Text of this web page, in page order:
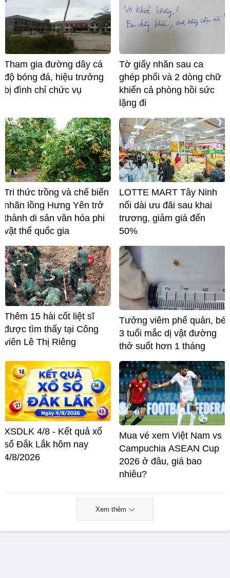
Tham gia đường dây cá
độ bóng đá, hiệu trưởng
bị đình chỉ chức vụ
Tờ giấy nhăn sau ca
ghép phổi và 2 dòng chữ
khiến cả phòng hồi sức
lặng đi
Tri thức trồng và chế biến
nhãn lồng Hưng Yên trở
thành di sản văn hóa phi
vật thể quốc gia
LOTTE MART Tây Ninh
nối dài ưu đãi sau khai
trương, giảm giá đến
50%
Thêm 15 hài cốt liệt sĩ
được tìm thấy tại Công
viên Lê Thị Riêng
Tưởng viêm phế quản, bé
3 tuổi mắc dị vật đường
thở suốt hơn 1 tháng
XSDLK 4/8 - Kết quả xổ
số Đắk Lắk hôm nay
4/8/2026
Mua vé xem Việt Nam vs
Campuchia ASEAN Cup
2026 ở đâu, giá bao
nhiêu?
Xem thêm